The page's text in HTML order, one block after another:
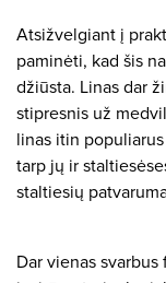
Atsižvelgiant į
paminėti, kad šis
džiūsta. Linas dar
stipresnis už
linas itin
tarp jų ir
staltiesių
Dar vienas